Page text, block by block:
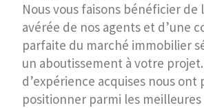
Nous vous faisons bénéficier de
avérée de nos agents et d’une
parfaite du marché immobilier
un aboutissement à votre
d’expérience acquises nous ont
positionner parmi les meilleures